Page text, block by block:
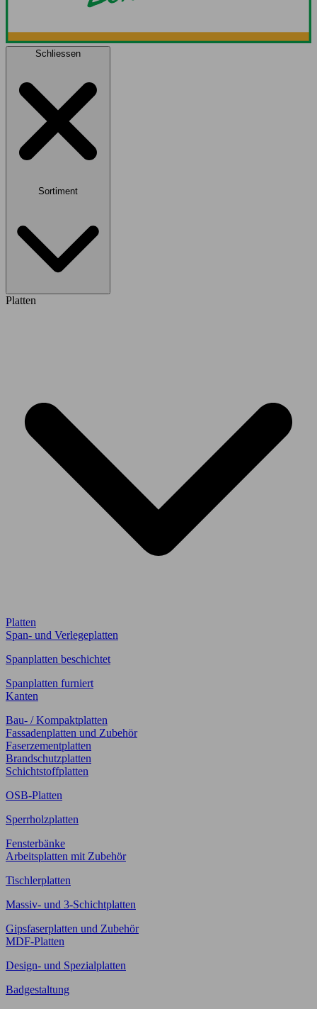
Schliessen
Sortiment
Platten
Platten
Span- und Verlegeplatten
Spanplatten beschichtet
Spanplatten furniert
Kanten
Bau- / Kompaktplatten
Fassadenplatten und Zubehör
Faserzementplatten
Brandschutzplatten
Schichtstoffplatten
OSB-Platten
Sperrholzplatten
Fensterbänke
Arbeitsplatten mit Zubehör
Tischlerplatten
Massiv- und 3-Schichtplatten
Gipsfaserplatten und Zubehör
MDF-Platten
Design- und Spezialplatten
Badgestaltung